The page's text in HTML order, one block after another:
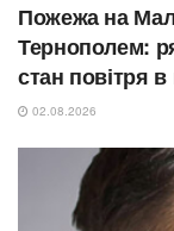
Пожежа на
Тернополем:
стан повітря в
02.08.2026